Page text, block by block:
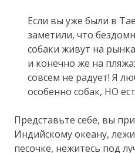
Если вы уже были в
заметили, что
собаки живут на
и конечно же на
совсем не радует! Я
особенно собак, НО
Представьте себе, вы
Индийскому океану,
песочке, нежитесь под